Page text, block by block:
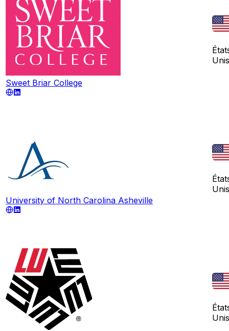
Sweet Briar College
Unis
University of North Carolina Asheville
Unis
Unis